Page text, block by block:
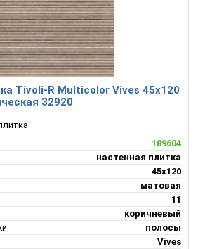
Tivoli-R Multicolor Vives 45x120
32920
189604
настенная плитка
45x120
матовая
11
коричневый
полосы
Vives